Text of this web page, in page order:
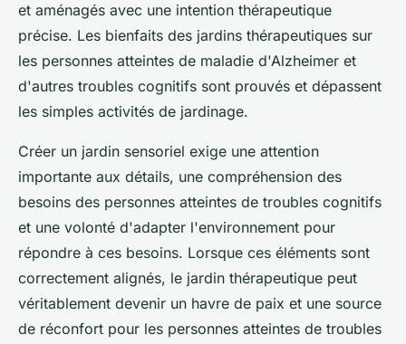
et aménagés avec une intention thérapeutique
précise. Les bienfaits des jardins thérapeutiques sur
les personnes atteintes de maladie d'Alzheimer et
d'autres troubles cognitifs sont prouvés et dépassent
les simples activités de jardinage.
Créer un jardin sensoriel exige une attention
importante aux détails, une compréhension des
besoins des personnes atteintes de troubles cognitifs
et une volonté d'adapter l'environnement pour
répondre à ces besoins. Lorsque ces éléments sont
correctement alignés, le jardin thérapeutique peut
véritablement devenir un havre de paix et une source
de réconfort pour les personnes atteintes de troubles